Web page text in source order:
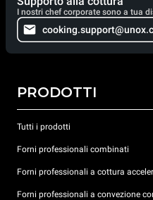
I nostri chef corporate sono a tua
PRODOTTI
Tutti i prodotti
Forni professionali combinati
Forni professionali a cottura
Forni professionali a convezione